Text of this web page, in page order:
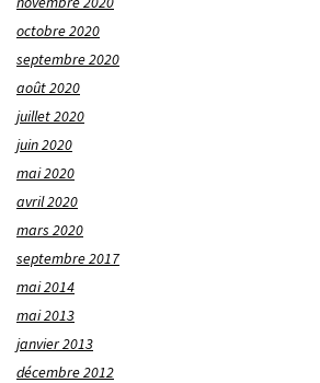
octobre 2020
septembre 2020
août 2020
juillet 2020
juin 2020
mai 2020
avril 2020
mars 2020
septembre 2017
mai 2014
mai 2013
janvier 2013
décembre 2012